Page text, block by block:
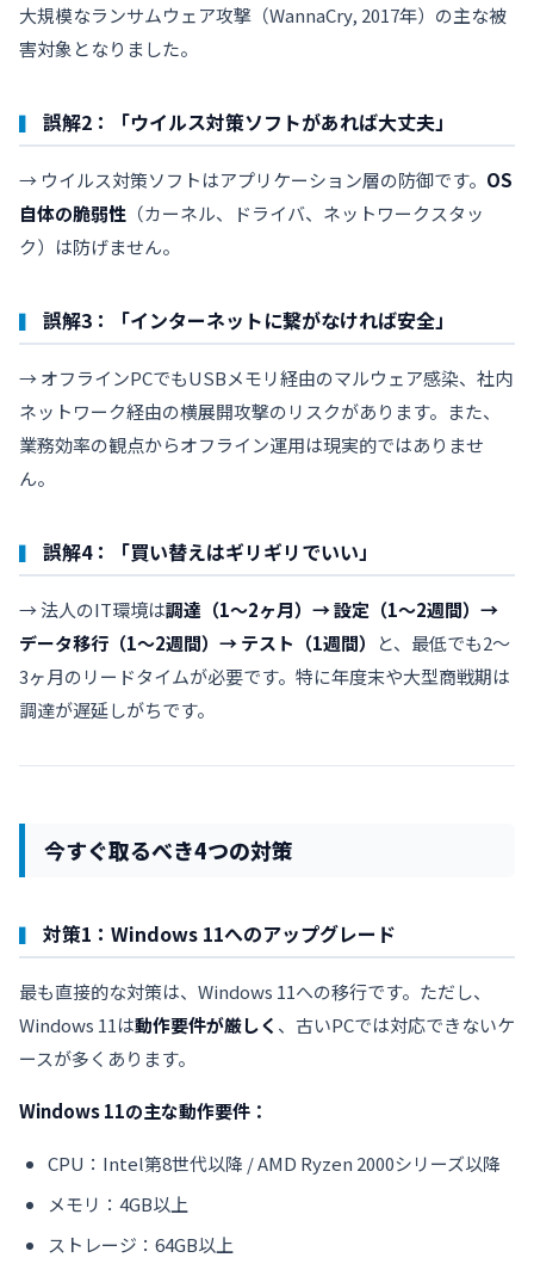
大規模なランサムウェア攻撃（WannaCry, 2017年）の主な被
害対象となりました。
誤解2：「ウイルス対策ソフトがあれば大丈夫」
→ ウイルス対策ソフトはアプリケーション層の防御です。 OS
自体の脆弱性 （カーネル、ドライバ、ネットワークスタッ
ク）は防げません。
誤解3：「インターネットに繋がなければ安全」
→ オフラインPCでもUSBメモリ経由のマルウェア感染、社内
ネットワーク経由の横展開攻撃のリスクがあります。また、
業務効率の観点からオフライン運用は現実的ではありませ
ん。
誤解4：「買い替えはギリギリでいい」
→ 法人のIT環境は調達（1〜2ヶ月）→ 設定（1〜2週間）→
データ移行（1〜2週間）→ テスト（1週間）
と、最低でも2〜
3ヶ月のリードタイムが必要です。特に年度末や大型商戦期は
調達が遅延しがちです。
今すぐ取るべき4つの対策
対策1：Windows 11へのアップグレード
最も直接的な対策は、Windows 11への移行です。ただし、
Windows 11は動作要件が厳しく 、古いPCでは対応できないケ
ースが多くあります。
Windows 11の主な動作要件：
CPU：Intel第8世代以降 / AMD Ryzen 2000シリーズ以降
メモリ：4GB以上
ストレージ：64GB以上